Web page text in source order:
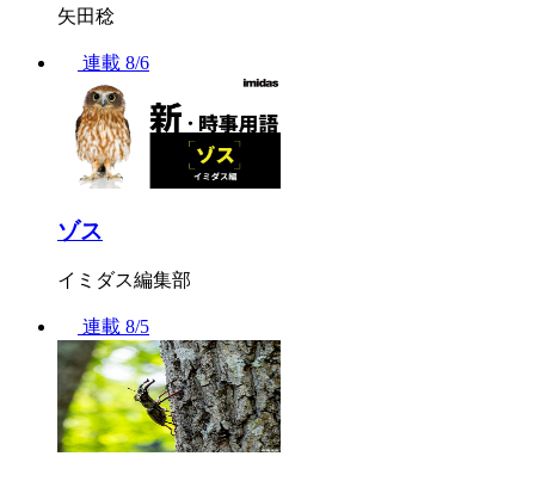
矢田稔
連載 8/6
ゾス
イミダス編集部
連載 8/5